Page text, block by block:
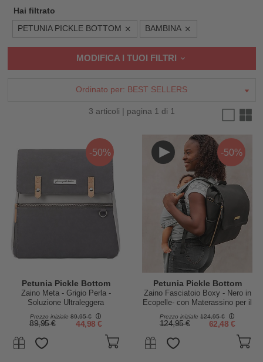
Hai filtrato
PETUNIA PICKLE BOTTOM BAMBINA
MODIFICA I TUOI FILTRI
Ordinato per: BEST SELLERS
3 articoli | pagina 1 di 1
-50%
Petunia Pickle Bottom
Zaino Meta - Grigio Perla -
Soluzione Ultraleggera
Funzionale ed Elegante per Te e
il tuo Bambino!
Prezzo iniziale 89,95 €
89,95 € 44,98 €
-50%
Petunia Pickle Bottom
Zaino Fasciatoio Boxy - Nero in
Ecopelle- con Materassino per il
Prezzo iniziale 124,95 €
124,95 € 62,48 €